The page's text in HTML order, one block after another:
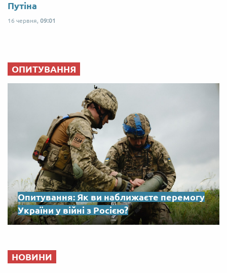
Путіна
16 червня, 09:01
ОПИТУВАННЯ
Опитування: Як ви наближаєте перемогу
України у війні з Росією?
НОВИНИ